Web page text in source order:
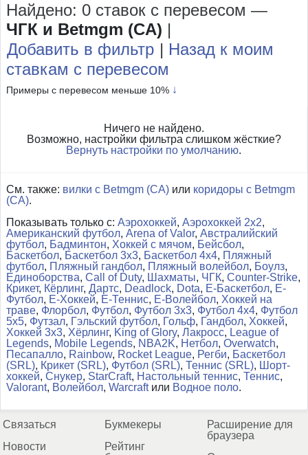
Найдено: 0 ставок с перевесом —
ЧГК и Betmgm (CA) |
Добавить в фильтр | Назад к моим
ставкам с перевесом
Примеры с перевесом меньше 10% ↓
Ничего не найдено.
Возможно, настройки фильтра слишком жёсткие?
Вернуть настройки по умолчанию.
См. также: вилки с Betmgm (CA) или коридоры с Betmgm
(CA).
Показывать только с: Аэрохоккей, Аэрохоккей 2x2,
Американский футбол, Arena of Valor, Австралийский
футбол, Бадминтон, Хоккей с мячом, Бейсбол,
Баскетбол, Баскетбол 3x3, Баскетбол 4x4, Пляжный
футбол, Пляжный гандбол, Пляжный волейбол, Боулз,
Единоборства, Call of Duty, Шахматы, ЧГК, Counter-Strike,
Крикет, Кёрлинг, Дартс, Deadlock, Dota, Е-Баскетбол, Е-
Футбол, Е-Хоккей, Е-Теннис, Е-Волейбол, Хоккей на
траве, Флорбол, Футбол, Футбол 3x3, Футбол 4x4, Футбол
5x5, Футзал, Гэльский футбол, Гольф, Гандбол, Хоккей,
Хоккей 3x3, Хёрлинг, King of Glory, Лакросс, League of
Legends, Mobile Legends, NBA2K, Нетбол, Overwatch,
Песапалло, Rainbow, Rocket League, Регби, Баскетбол
(SRL), Крикет (SRL), Футбол (SRL), Теннис (SRL), Шорт-
хоккей, Снукер, StarCraft, Настольный теннис, Теннис,
Valorant, Волейбол, Warcraftили Водное поло.
Связаться
Новости
Букмекеры
Рейтинг
Расширение для
браузера